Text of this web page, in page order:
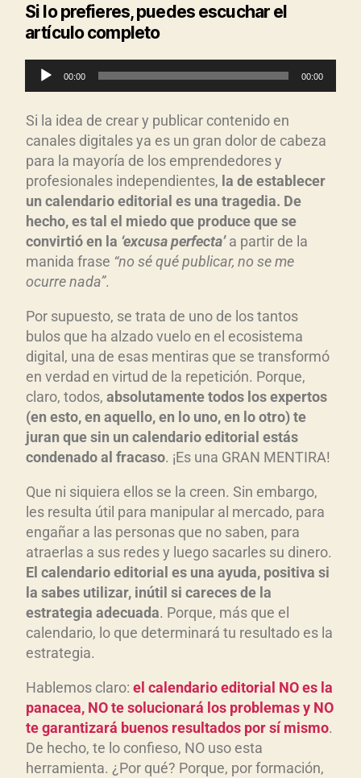
Si lo prefieres, puedes escuchar el
artículo completo
e
p
r
o
d
u
c
t
o
r
d
e
a
u
d
i
o
00:00 00:00
Si la idea de crear y publicar contenido en
canales digitales ya es un gran dolor de cabeza
para la mayoría de los emprendedores y
profesionales independientes, la de establecer
un calendario editorial es una tragedia. De
hecho, es tal el miedo que produce que se
convirtió en la ‘excusa perfecta’a partir de la
manida frase “no sé qué publicar, no se me
ocurre nada”.
Por supuesto, se trata de uno de los tantos
bulos que ha alzado vuelo en el ecosistema
digital, una de esas mentiras que se transformó
en verdad en virtud de la repetición. Porque,
claro, todos, absolutamente todos los expertos
(en esto, en aquello, en lo uno, en lo otro) te
juran que sin un calendario editorial estás
condenado al fracaso. ¡Es una GRAN MENTIRA!
Que ni siquiera ellos se la creen. Sin embargo,
les resulta útil para manipular al mercado, para
engañar a las personas que no saben, para
atraerlas a sus redes y luego sacarles su dinero.
El calendario editorial es una ayuda, positiva si
la sabes utilizar, inútil si careces de la
estrategia adecuada. Porque, más que el
calendario, lo que determinará tu resultado es la
estrategia.
Hablemos claro: el calendario editorial NO es la
panacea, NO te solucionará los problemas y NO
te garantizará buenos resultados por sí mismo.
De hecho, te lo confieso, NO uso esta
herramienta. ¿Por qué? Porque, por formación,